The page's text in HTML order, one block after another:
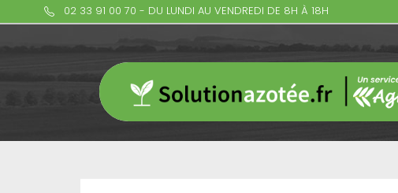
02 33 91 00 70 - DU LUNDI AU VENDREDI DE 8H À 18H